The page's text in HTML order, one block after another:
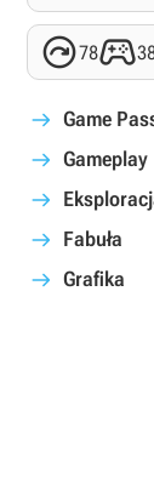
78
Game
Gameplay
Fabuła
Grafika